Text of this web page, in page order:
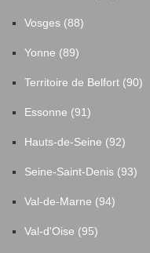
Vosges (88)
Yonne (89)
Territoire de Belfort (90)
Essonne (91)
Hauts-de-Seine (92)
Seine-Saint-Denis (93)
Val-de-Marne (94)
Val-d'Oise (95)